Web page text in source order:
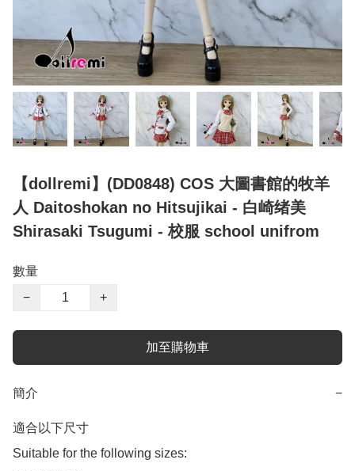
【dollremi】(DD0848) COS 大圖書館的牧羊
人 Daitoshokan no Hitsujikai - 白崎绪美
Shirasaki Tsugumi - 校服 school unifrom
數量
−
+
加至購物車
簡介 −
適合以下尺寸
Suitable for the following sizes: